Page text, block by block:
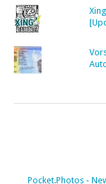
Pocket.Photos -